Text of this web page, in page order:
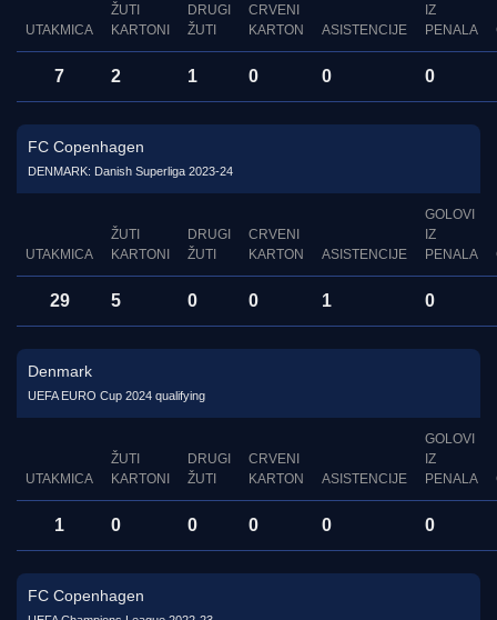
UTAKMICA
ŽUTI
KARTONI
DRUGI
ŽUTI
CRVENI
KARTON
ASISTENCIJE
IZ
PENALA
7 2 1 0 0 0
FC Copenhagen
DENMARK: Danish Superliga 2023-24
UTAKMICA
ŽUTI
KARTONI
DRUGI
ŽUTI
CRVENI
KARTON
ASISTENCIJE
GOLOVI
IZ
PENALA
29 5 0 0 1 0
Denmark
UEFA EURO Cup 2024 qualifying
UTAKMICA
ŽUTI
KARTONI
DRUGI
ŽUTI
CRVENI
KARTON
ASISTENCIJE
GOLOVI
IZ
PENALA
1 0 0 0 0 0
FC Copenhagen